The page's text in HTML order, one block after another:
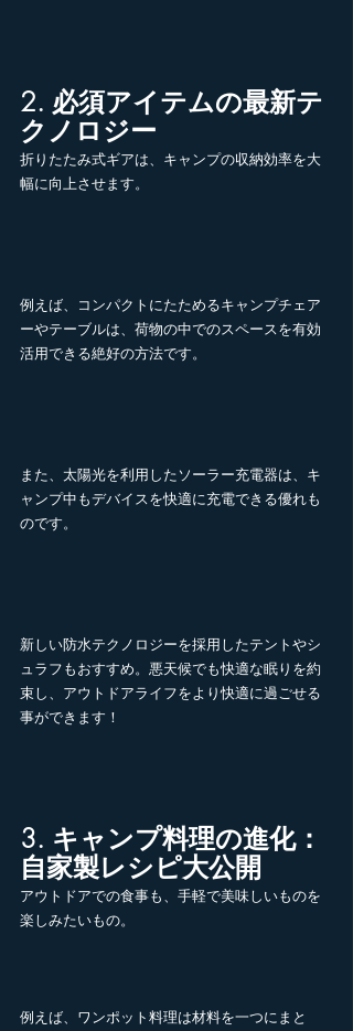
2. 必須アイテムの最新テ
クノロジー
折りたたみ式ギアは、キャンプの収納効率を大
幅に向上させます。
例えば、コンパクトにたためるキャンプチェア
ーやテーブルは、荷物の中でのスペースを有効
活用できる絶好の方法です。
また、太陽光を利用したソーラー充電器は、キ
ャンプ中もデバイスを快適に充電できる優れも
のです。
新しい防水テクノロジーを採用したテントやシ
ュラフもおすすめ。悪天候でも快適な眠りを約
束し、アウトドアライフをより快適に過ごせる
事ができます！
3. キャンプ料理の進化：
自家製レシピ大公開
アウトドアでの食事も、手軽で美味しいものを
楽しみたいもの。
例えば、ワンポット料理は材料を一つにまと